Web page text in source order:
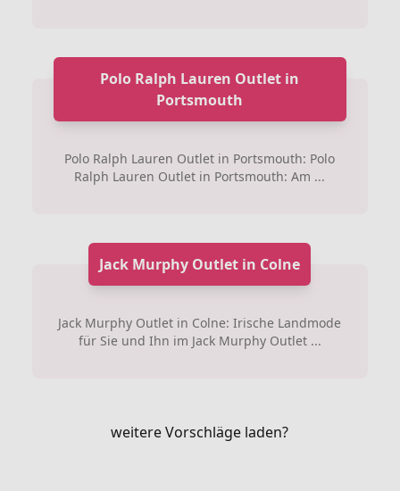
Polo Ralph Lauren Outlet in
Portsmouth
Polo Ralph Lauren Outlet in Portsmouth: Polo
Ralph Lauren Outlet in Portsmouth: Am ...
Jack Murphy Outlet in Colne
Jack Murphy Outlet in Colne: Irische Landmode
für Sie und Ihn im Jack Murphy Outlet ...
weitere Vorschläge laden?